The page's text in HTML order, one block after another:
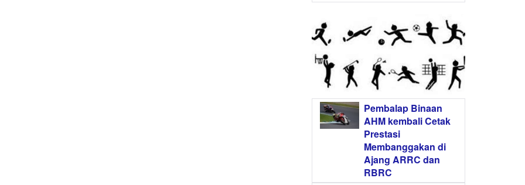
Pembalap Binaan
AHM kembali Cetak
Prestasi
Membanggakan di
Ajang ARRC dan
RBRC